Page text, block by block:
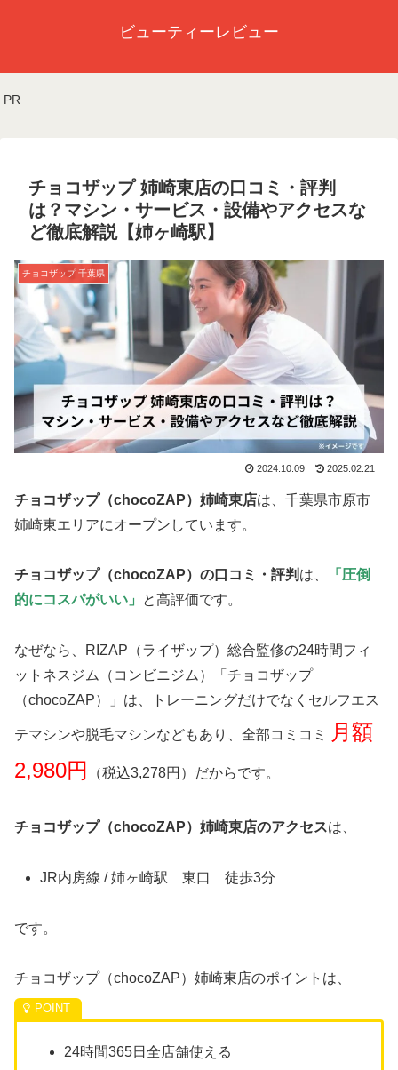
ビューティーレビュー
PR
チョコザップ 姉崎東店の口コミ・評判
は？マシン・サービス・設備やアクセスな
ど徹底解説【姉ヶ崎駅】
チョコザップ 千葉県
2024.10.09 2025.02.21
チョコザップ（chocoZAP）姉崎東店は、千葉県市原市
姉崎東エリアにオープンしています。
チョコザップ（chocoZAP）の口コミ・評判 は、
「圧倒
的にコスパがいい」
と高評価です。
なぜなら、RIZAP（ライザップ）総合監修の24時間フィ
ットネスジム（コンビニジム）「チョコザップ
（chocoZAP）」は、トレーニングだけでなくセルフエス
テマシンや脱毛マシンなどもあり、全部コミコミ
月額
2,980円
（税込3,278円）だからです。
チョコザップ（chocoZAP）姉崎東店のアクセスは、
JR内房線 / 姉ヶ崎駅 東口 徒歩3分
です。
チョコザップ（chocoZAP）姉崎東店のポイントは、
24時間365日全店舗使える